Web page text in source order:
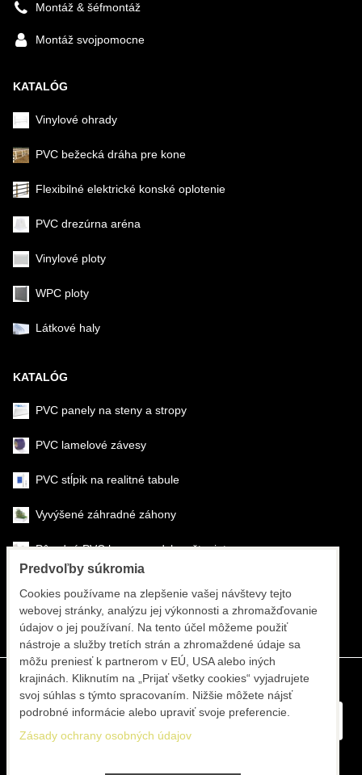
Montáž & šéfmontáž
Montáž svojpomocne
KATALÓG
Vinylové ohrady
PVC bežecká dráha pre kone
Flexibilné elektrické konské oplotenie
PVC drezúrna aréna
Vinylové ploty
WPC ploty
Látkové haly
KATALÓG
PVC panely na steny a stropy
PVC lamelové závesy
PVC stĺpik na realitné tabule
Vyvýšené záhradné záhony
Pôrodné PVC boxy na odchov šteniat
Športové systémy
Predvoľby súkromia
Cookies používame na zlepšenie vašej návštevy tejto
webovej stránky, analýzu jej výkonnosti a zhromažďovanie
údajov o jej používaní. Na tento účel môžeme použiť
nástroje a služby tretích strán a zhromaždené údaje sa
môžu preniesť k partnerom v EÚ, USA alebo iných
krajinách. Kliknutím na „Prijať všetky cookies“ vyjadrujete
svoj súhlas s týmto spracovaním. Nižšie môžete nájsť
podrobné informácie alebo upraviť svoje preferencie.
Zásady ochrany osobných údajov